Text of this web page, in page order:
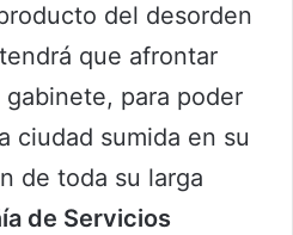
del desorden
que afrontar
para poder
ciudad sumida en su
de toda su larga
de Servicios